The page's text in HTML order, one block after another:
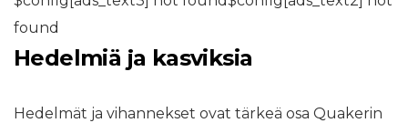
found
Hedelmiä ja kasviksia
Hedelmät ja vihannekset ovat tärkeä osa Quakerin